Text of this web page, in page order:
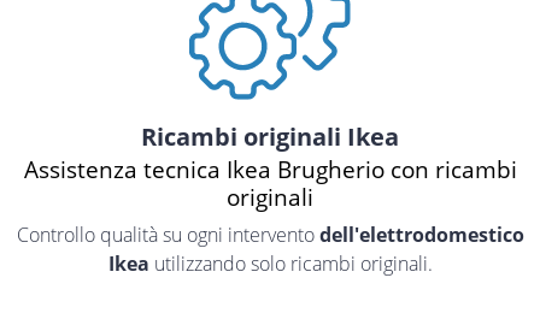
Ricambi originali Ikea
Assistenza tecnica Ikea Brugherio con ricambi
originali
Controllo qualità su ogni interventodell'elettrodomestico
Ikea utilizzando solo ricambi originali.